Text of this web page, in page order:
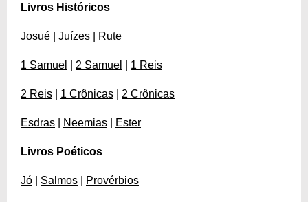
Livros Históricos
Josué Juízes Rute
1 Samuel 2 Samuel 1 Reis
2 Reis 1 Crônicas 2 Crônicas
Esdras Neemias Ester
Livros Poéticos
Jó Salmos Provérbios